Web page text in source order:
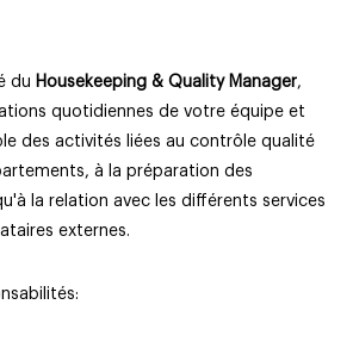
du Housekeeping & Quality Manager,
quotidiennes de votre équipe et
des activités liées au contrôle qualité
à la préparation des
la relation avec les différents services
externes.